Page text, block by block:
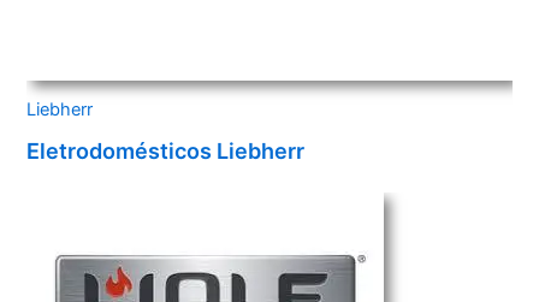
Liebherr
Eletrodomésticos Liebherr